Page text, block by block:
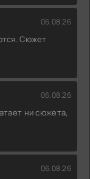
06.08.26
Сюжет
06.08.26
ни сюжета,
06.08.26